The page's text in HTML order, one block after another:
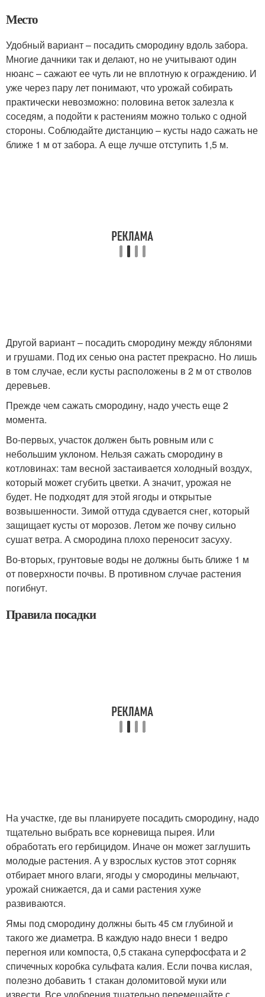
Место
Удобный вариант – посадить смородину вдоль забора.
Многие дачники так и делают, но не учитывают один
нюанс – сажают ее чуть ли не вплотную к ограждению. И
уже через пару лет понимают, что урожай собирать
практически невозможно: половина веток залезла к
соседям, а подойти к растениям можно только с одной
стороны. Соблюдайте дистанцию – кусты надо сажать не
ближе 1 м от забора. А еще лучше отступить 1,5 м.
Другой вариант – посадить смородину между яблонями
и грушами. Под их сенью она растет прекрасно. Но лишь
в том случае, если кусты расположены в 2 м от стволов
деревьев.
Прежде чем сажать смородину, надо учесть еще 2
момента.
Во-первых, участок должен быть ровным или с
небольшим уклоном. Нельзя сажать смородину в
котловинах: там весной застаивается холодный воздух,
который может сгубить цветки. А значит, урожая не
будет. Не подходят для этой ягоды и открытые
возвышенности. Зимой оттуда сдувается снег, который
защищает кусты от морозов. Летом же почву сильно
сушат ветра. А смородина плохо переносит засуху.
Во-вторых, грунтовые воды не должны быть ближе 1 м
от поверхности почвы. В противном случае растения
погибнут.
Правила посадки
На участке, где вы планируете посадить смородину, надо
тщательно выбрать все корневища пырея. Или
обработать его гербицидом. Иначе он может заглушить
молодые растения. А у взрослых кустов этот сорняк
отбирает много влаги, ягоды у смородины мельчают,
урожай снижается, да и сами растения хуже
развиваются.
Ямы под смородину должны быть 45 см глубиной и
такого же диаметра. В каждую надо внеси 1 ведро
перегноя или компоста, 0,5 стакана суперфосфата и 2
спичечных коробка сульфата калия. Если почва кислая,
полезно добавить 1 стакан доломитовой муки или